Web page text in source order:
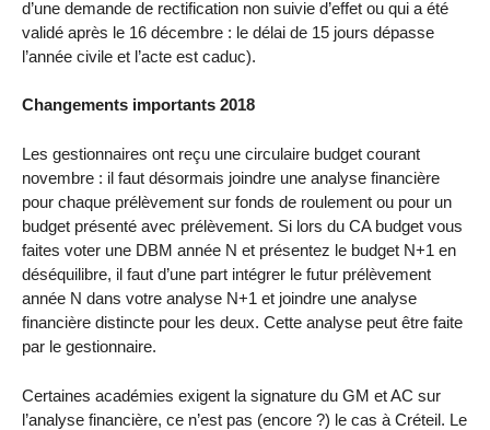
d’une demande de rectification non suivie d’effet ou qui a été
validé après le 16 décembre : le délai de 15 jours dépasse
l’année civile et l’acte est caduc).
Changements importants 2018
Les gestionnaires ont reçu une circulaire budget courant
novembre : il faut désormais joindre une analyse financière
pour chaque prélèvement sur fonds de roulement ou pour un
budget présenté avec prélèvement. Si lors du CA budget vous
faites voter une DBM année N et présentez le budget N+1 en
déséquilibre, il faut d’une part intégrer le futur prélèvement
année N dans votre analyse N+1 et joindre une analyse
financière distincte pour les deux. Cette analyse peut être faite
par le gestionnaire.
Certaines académies exigent la signature du GM et AC sur
l’analyse financière, ce n’est pas (encore ?) le cas à Créteil. Le